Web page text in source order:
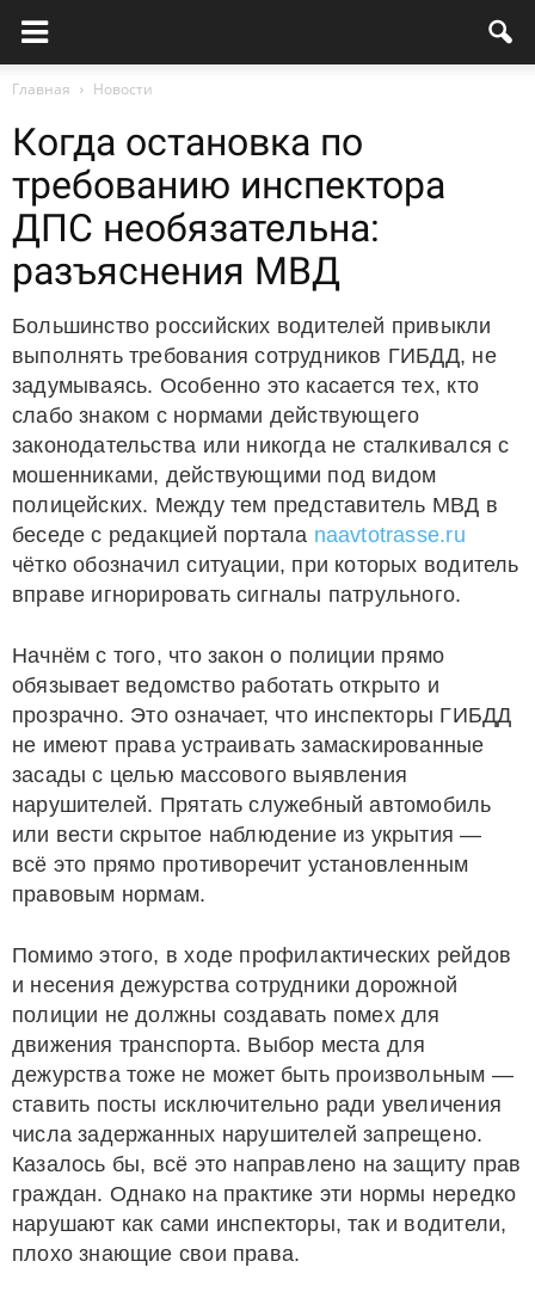
Главная Новости
Когда остановка по
требованию инспектора
ДПС необязательна:
разъяснения МВД
Большинство российских водителей привыкли
выполнять требования сотрудников ГИБДД, не
задумываясь. Особенно это касается тех, кто
слабо знаком с нормами действующего
законодательства или никогда не сталкивался с
мошенниками, действующими под видом
полицейских. Между тем представитель МВД в
беседе с редакцией портала naavtotrasse.ru
чётко обозначил ситуации, при которых водитель
вправе игнорировать сигналы патрульного.
Начнём с того, что закон о полиции прямо
обязывает ведомство работать открыто и
прозрачно. Это означает, что инспекторы ГИБДД
не имеют права устраивать замаскированные
засады с целью массового выявления
нарушителей. Прятать служебный автомобиль
или вести скрытое наблюдение из укрытия —
всё это прямо противоречит установленным
правовым нормам.
Помимо этого, в ходе профилактических рейдов
и несения дежурства сотрудники дорожной
полиции не должны создавать помех для
движения транспорта. Выбор места для
дежурства тоже не может быть произвольным —
ставить посты исключительно ради увеличения
числа задержанных нарушителей запрещено.
Казалось бы, всё это направлено на защиту прав
граждан. Однако на практике эти нормы нередко
нарушают как сами инспекторы, так и водители,
плохо знающие свои права.